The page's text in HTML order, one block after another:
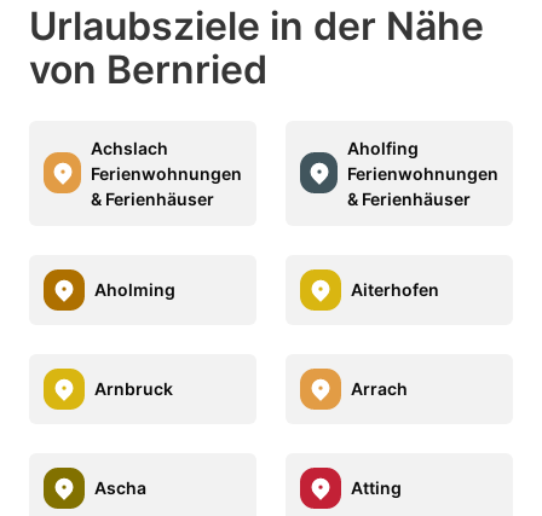
Urlaubsziele in der Nähe
von Bernried
Achslach
Ferienwohnungen
& Ferienhäuser
Aholfing
Ferienwohnungen
& Ferienhäuser
Aholming Aiterhofen
Arnbruck Arrach
Ascha Atting